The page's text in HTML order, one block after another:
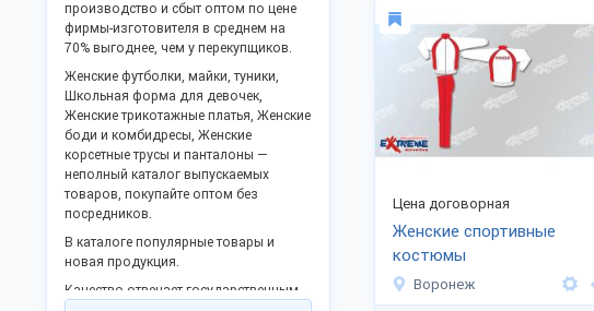
Цена договорная
Женские спортивные
костюмы
Воронеж
производство и сбыт оптом по цене
фирмы-изготовителя в среднем на
70% выгоднее, чем у перекупщиков.
Женские футболки, майки, туники,
Школьная форма для девочек,
Женские трикотажные платья, Женские
боди и комбидресы, Женские
корсетные трусы и панталоны —
неполный каталог выпускаемых
товаров, покупайте оптом без
посредников.
В каталоге популярные товары и
новая продукция.
Качество отвечает государственным